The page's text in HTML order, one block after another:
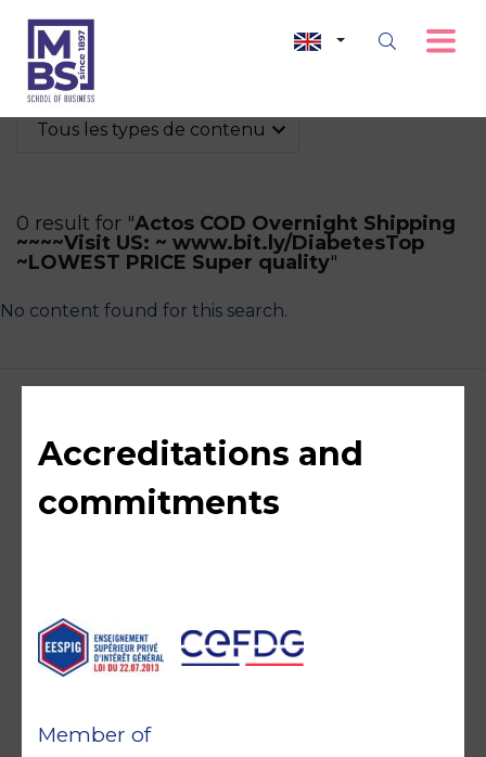
Tous les types de contenu
0 result for "Actos COD Overnight Shipping
~~~~Visit US: ~ www.bit.ly/DiabetesTop
~LOWEST PRICE Super quality"
No content found for this search.
Accreditations and
commitments
Member of